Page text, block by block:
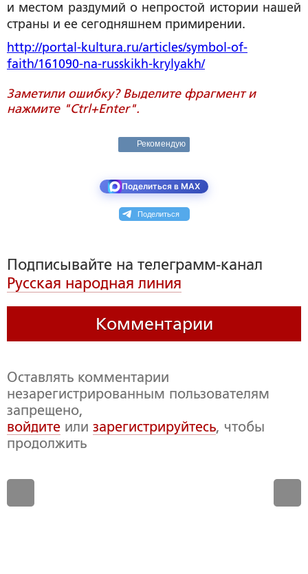
и местом раздумий о непростой истории нашей
страны и ее сегодняшнем примирении.
http://portal-kultura.ru/articles/symbol-of-
faith/161090-na-russkikh-krylyakh/
Заметили ошибку? Выделите фрагмент и
нажмите "Ctrl+Enter".
Рекомендую
Поделиться в MAX
Поделиться
Подписывайте на телеграмм-канал
Русская народная линия
Комментарии
Оставлять комментарии
незарегистрированным пользователям
запрещено,
войдите или зарегистрируйтесь, чтобы
продолжить